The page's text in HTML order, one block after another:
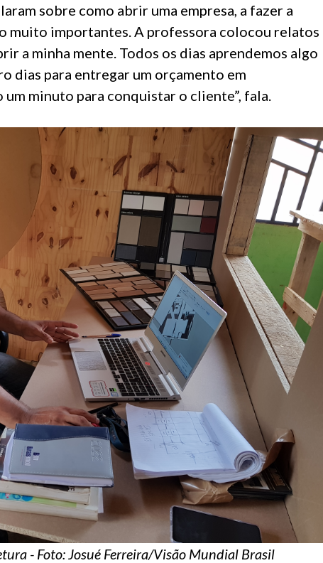
sobre como abrir uma empresa, a fazer a
muito importantes. A professora colocou relatos
a minha mente. Todos os dias aprendemos algo
dias para entregar um orçamento em
minuto para conquistar o cliente”, fala.
- Foto: Josué Ferreira/Visão Mundial Brasil